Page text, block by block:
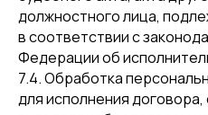
должностного лица,
в соответствии с
Федерации об
7.4. Обработка
для исполнения